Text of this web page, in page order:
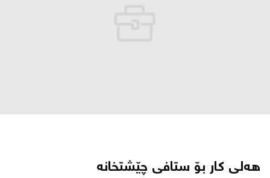
پەیوەندی
هەلی کار بۆ ستافی چێشتخانە